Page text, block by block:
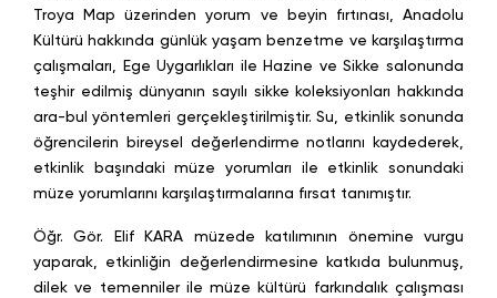
Troya Map üzerinden yorum ve beyin fırtınası, Anadolu
Kültürü hakkında günlük yaşam benzetme ve karşılaştırma
çalışmaları, Ege Uygarlıkları ile Hazine ve Sikke salonunda
teşhir edilmiş dünyanın sayılı sikke koleksiyonları hakkında
ara-bul yöntemleri gerçekleştirilmiştir. Su, etkinlik sonunda
öğrencilerin bireysel değerlendirme notlarını kaydederek,
etkinlik başındaki müze yorumları ile etkinlik sonundaki
müze yorumlarını karşılaştırmalarına fırsat tanımıştır.
Öğr. Gör. Elif KARA müzede katılımının önemine vurgu
yaparak, etkinliğin değerlendirmesine katkıda bulunmuş,
dilek ve temenniler ile müze kültürü farkındalık çalışması